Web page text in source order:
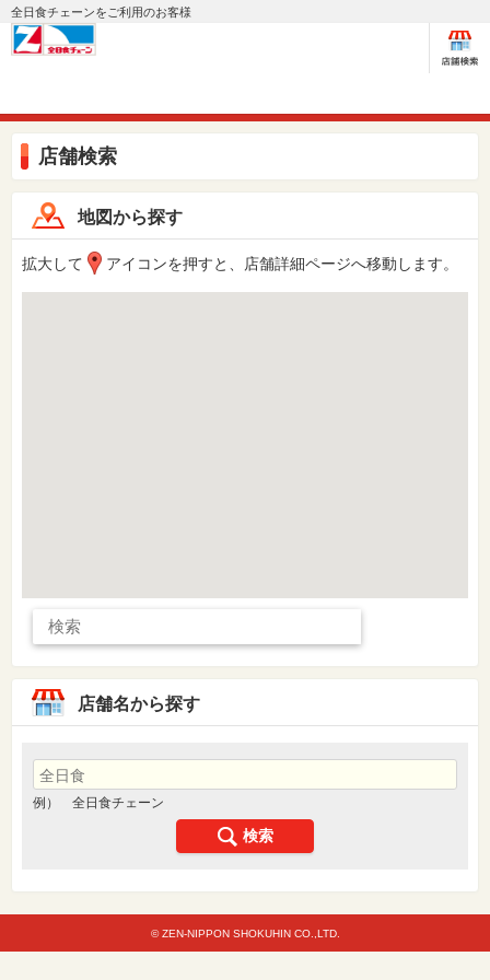
全日食チェーンをご利用のお客様
店舗検索
地図から探す
拡大して アイコンを押すと、店舗詳細ページへ移動します。
店舗名から探す
例） 全日食チェーン
検索
© ZEN-NIPPON SHOKUHIN CO.,LTD.